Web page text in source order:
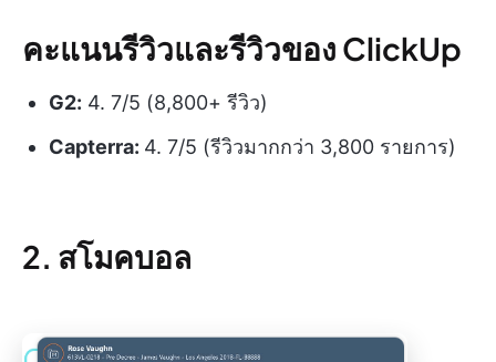
คะแนนรีวิวและรีวิวของ ClickUp
G2: 4. 7/5 (8,800+ รีวิว)
Capterra: 4. 7/5 (รีวิวมากกว่า 3,800 รายการ)
2. สโมคบอล